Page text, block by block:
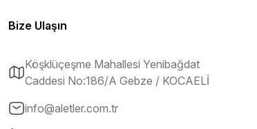
Bize Ulaşın
Köşklüçeşme Mahallesi Yenibağdat
Caddesi No:186/A Gebze / KOCAELİ
info@aletler.com.tr